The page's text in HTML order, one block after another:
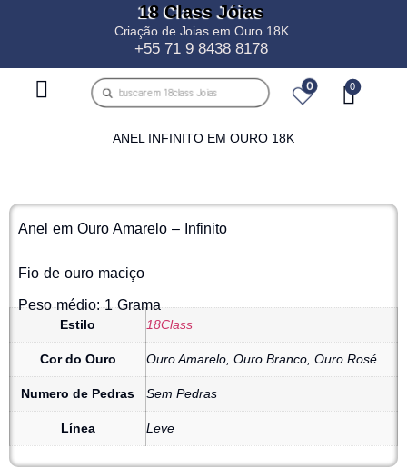
18 Class Jóias
Criação de Joias em Ouro 18K
+55 71 9 8438 8178
0
ANEL INFINITO EM OURO 18K
Anel em Ouro Amarelo – Infinito
Fio de ouro maciço
Peso médio: 1 Grama
Estilo 18Class
Cor do Ouro Ouro Amarelo, Ouro Branco, Ouro Rosé
Numero de Pedras Sem Pedras
Línea Leve